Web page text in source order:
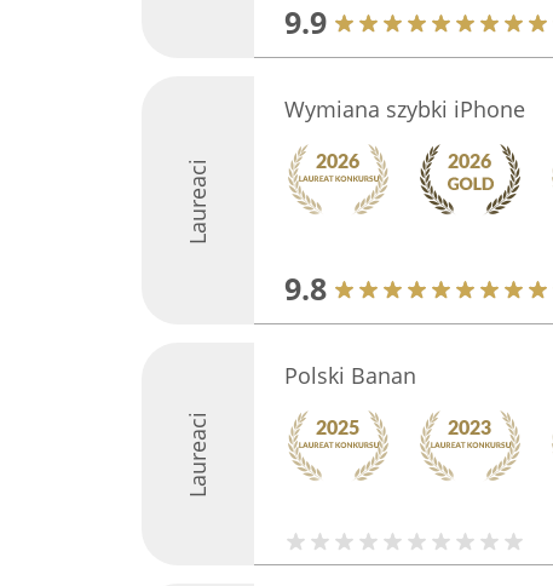
9.9
Laureaci
Wymiana szybki iPhone
9.8
Laureaci
Polski Banan